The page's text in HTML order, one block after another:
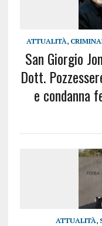
ATTUALITÀ,
San Giorgio
Dott.
e condanna
ATTUALITÀ,